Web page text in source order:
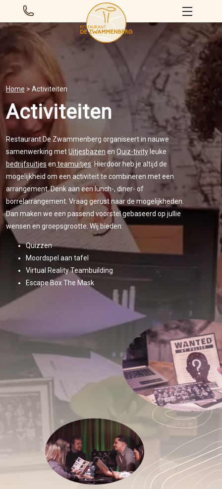
Home > Activiteiten
Activiteiten
Restaurant De Zwammenberg organiseert in nauwe
samenwerking metUitjesbazen en Quiz-tivity leuke
bedrijfsuitjes en teamuitjes. Hierdoor heb je altijd de
mogelijkheid om een activiteit te combineren met een
arrangement. Denk aan een lunch-, diner- of
borrelarrangement. Vraag gerust naar de mogelijkheden.
Dan maken we een passend voorstel gebaseerd op jullie
wensen en groepsgrootte. Wij bieden:
Quizzen
Moordspel aan tafel
Virtual Reality Teambuilding
Escape Box The Mask